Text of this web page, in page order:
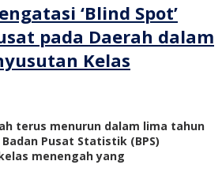
‘Blind Spot’
pada Daerah dalam
Kelas
terus menurun dalam lima tahun
Pusat Statistik (BPS)
menengah yang